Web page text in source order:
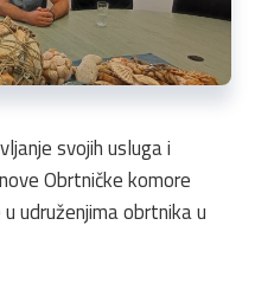
svojih usluga i
Obrtničke komore
udruženjima obrtnika u